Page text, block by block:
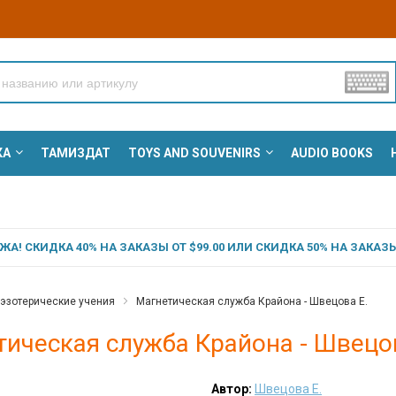
ТАМИЗДАТ TOYS AND SOUVENIRS AUDIO BOOKS
СКИДКА 40% НА ЗАКАЗЫ ОТ $99.00 ИЛИ СКИДКА 50% НА ЗАКАЗЫ
учения Магнетическая служба Крайона - Швецова Е.
служба Крайона -
Автор: Швецова Е.